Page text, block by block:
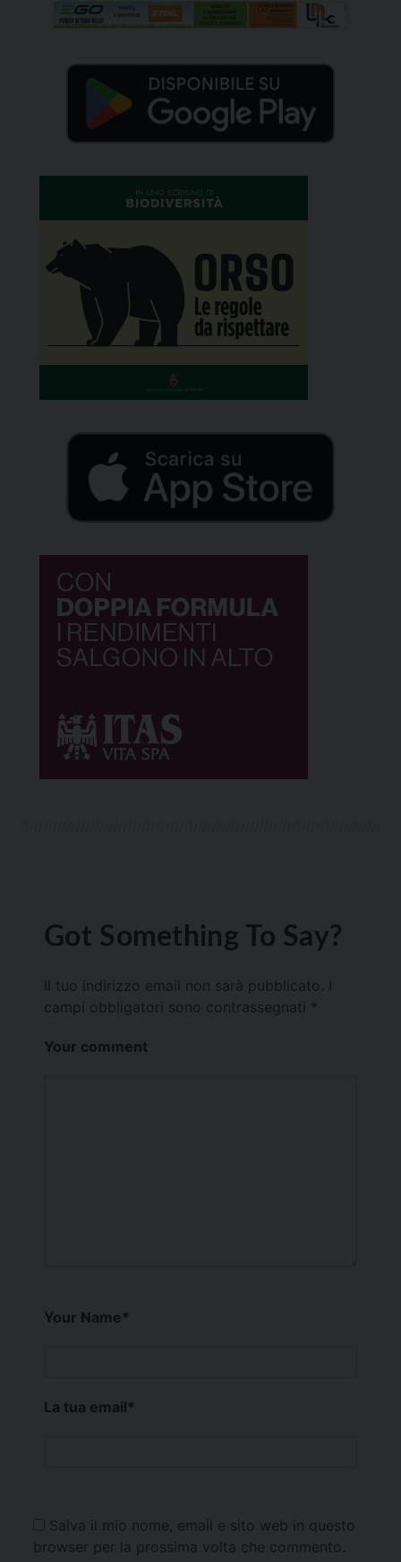
Got Something To Say?
Il tuo indirizzo email non sarà pubblicato.
campi obbligatori sono contrassegnati *
Your comment
Your Name*
La tua email*
Salva il mio nome, email e sito web in questo
browser per la prossima volta che commento.